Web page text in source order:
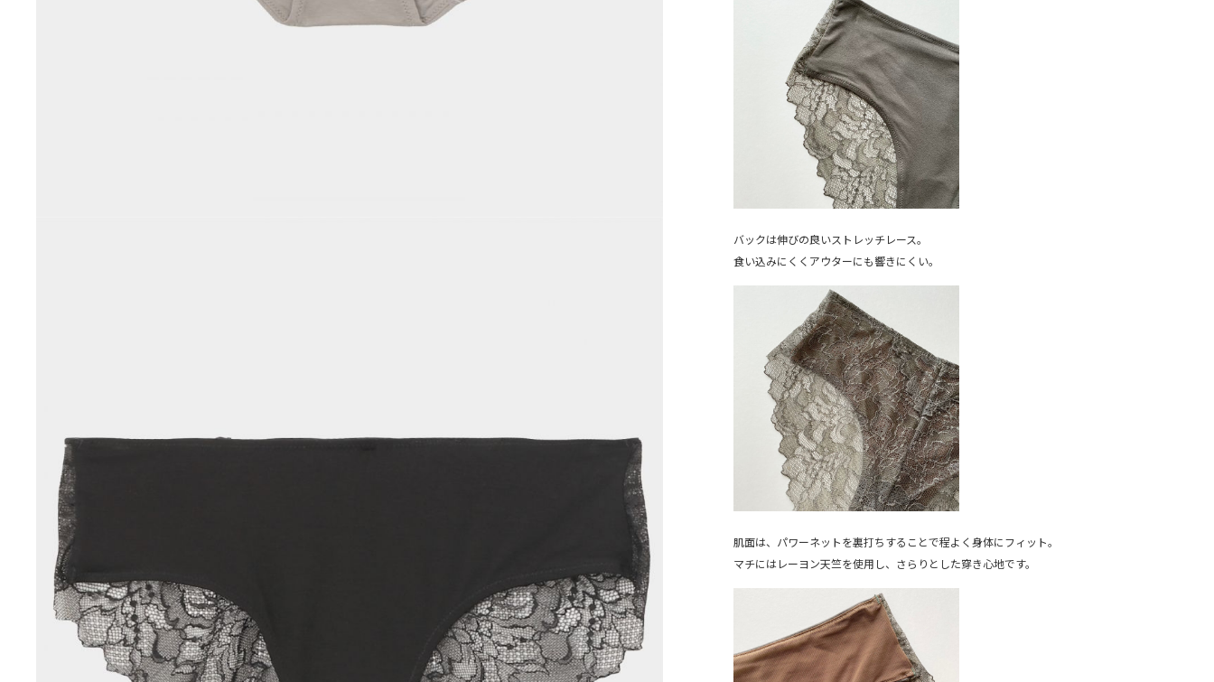
バックは伸びの良いストレッチレース。
食い込みにくくアウターにも響きにくい。
肌面は、パワーネットを裏打ちすることで程よく身体にフィット。
マチにはレーヨン天竺を使用し、さらりとした穿き心地です。